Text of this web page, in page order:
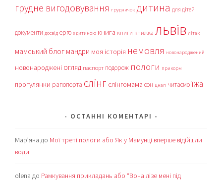
грудне вигодовування грудничок дитина для дітей
документи досвід ерго з дитиною книга книги книжка львів літак
мамський блог мандри моя історія немовля новонароджений
новонароджені огляд паспорт подорож пологи прикорм
прогулянки рапопорта слінг слінгомама сон цнап читаємоїжа
ОСТАННІ КОМЕНТАРІ
Мар’яна до Мої треті пологи або Як у Мамунці вперше відійшли
води
olena до Рамкування прикладань або “Вона лізе мені під